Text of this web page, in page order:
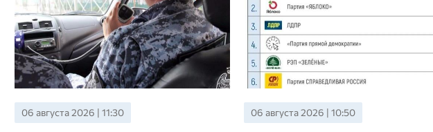
06 августа 2026 | 11:30 06 августа 2026 | 10:50